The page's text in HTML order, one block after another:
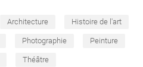
Architecture Histoire de l'art
Photographie Peinture
Théâtre